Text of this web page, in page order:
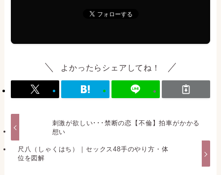
よかったらシェアしてね！
刺激が欲しい･･･禁断の恋【不倫】拍車がかかる
想い
尺八（しゃくはち）｜セックス48手のやり方・体
位を図解